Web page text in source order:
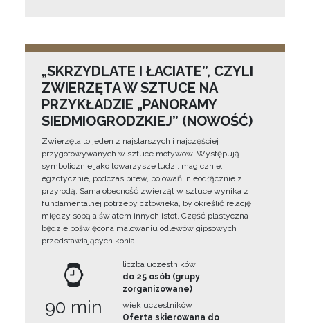
„SKRZYDLATE I ŁACIATE”, CZYLI
ZWIERZĘTA W SZTUCE NA
PRZYKŁADZIE „PANORAMY
SIEDMIOGRODZKIEJ” (NOWOŚĆ)
Zwierzęta to jeden z najstarszych i najczęściej
przygotowywanych w sztuce motywów. Występują
symbolicznie jako towarzysze ludzi, magicznie,
egzotycznie, podczas bitew, polowań, nieodłącznie z
przyrodą. Sama obecność zwierząt w sztuce wynika z
fundamentalnej potrzeby człowieka, by określić relację
między sobą a światem innych istot. Część plastyczna
będzie poświęcona malowaniu odlewów gipsowych
przedstawiających konia.
90 min
liczba uczestników
do 25 osób (grupy
zorganizowane)
wiek uczestników
Oferta skierowana do